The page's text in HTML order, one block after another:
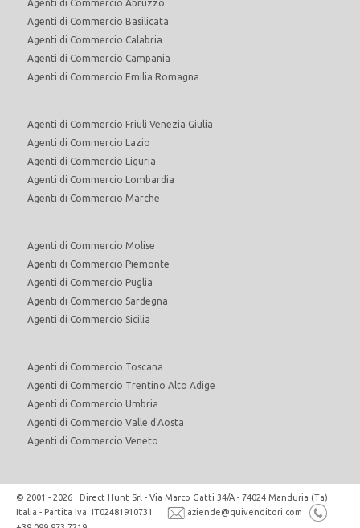
Agenti di Commercio Abruzzo
Agenti di Commercio Basilicata
Agenti di Commercio Calabria
Agenti di Commercio Campania
Agenti di Commercio Emilia Romagna
Agenti di Commercio Friuli Venezia Giulia
Agenti di Commercio Lazio
Agenti di Commercio Liguria
Agenti di Commercio Lombardia
Agenti di Commercio Marche
Agenti di Commercio Molise
Agenti di Commercio Piemonte
Agenti di Commercio Puglia
Agenti di Commercio Sardegna
Agenti di Commercio Sicilia
Agenti di Commercio Toscana
Agenti di Commercio Trentino Alto Adige
Agenti di Commercio Umbria
Agenti di Commercio Valle d'Aosta
Agenti di Commercio Veneto
© 2001 - 2026 Direct Hunt Srl - Via Marco Gatti 34/A - 74024 Manduria (Ta)
Italia - Partita Iva: IT02481910731
aziende@quivenditori.com